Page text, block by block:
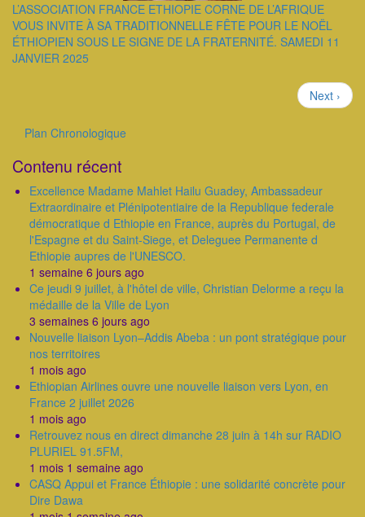
L’ASSOCIATION FRANCE ETHIOPIE CORNE DE L’AFRIQUE
VOUS INVITE À SA TRADITIONNELLE FÊTE POUR LE NOËL
ÉTHIOPIEN SOUS LE SIGNE DE LA FRATERNITÉ. SAMEDI 11
JANVIER 2025
Page
suivante
Next ›
Plan Chronologique
Contenu récent
Excellence Madame Mahlet Hailu Guadey, Ambassadeur
Extraordinaire et Plénipotentiaire de la Republique federale
démocratique d Ethiopie en France, auprès du Portugal, de
l'Espagne et du Saint-Siege, et Deleguee Permanente d
Ethiopie aupres de l'UNESCO.
1 semaine 6 jours ago
Ce jeudi 9 juillet, à l'hôtel de ville, Christian Delorme a reçu la
médaille de la Ville de Lyon
3 semaines 6 jours ago
Nouvelle liaison Lyon–Addis Abeba : un pont stratégique pour
nos territoires
1 mois ago
Ethiopian Airlines ouvre une nouvelle liaison vers Lyon, en
France 2 juillet 2026
1 mois ago
Retrouvez nous en direct dimanche 28 juin à 14h sur RADIO
PLURIEL 91.5FM,
1 mois 1 semaine ago
CASQ Appui et France Éthiopie : une solidarité concrète pour
Dire Dawa